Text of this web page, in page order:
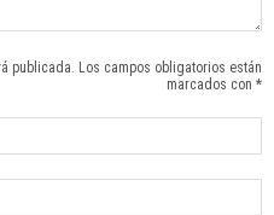
publicada. Los campos obligatorios están
marcados con *